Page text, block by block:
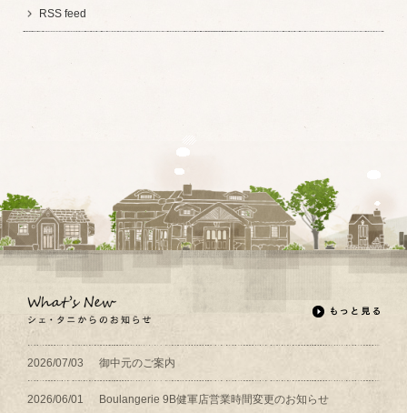
RSS feed
2026/07/03 御中元のご案内
2026/06/01 Boulangerie 9B健軍店営業時間変更のお知らせ